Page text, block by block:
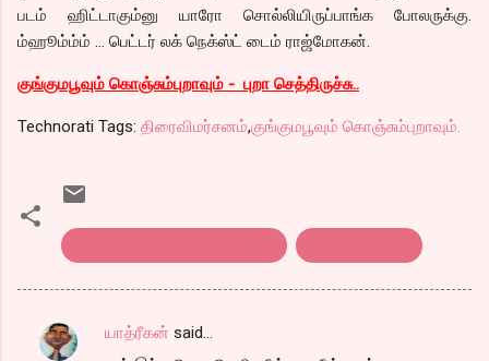
படம் ஹிட்டாகும்னு யாரோ சொல்லியிருப்பாங்க போலருக்கு.
ம்ஹூம்ம்ம் … பெட்டர் லக் நெக்ஸ்ட் டைம் ராஜ்மோகன்.
குங்குமபூவும் கொஞ்சும்புறாவும் - புறா செத்திருச்சு..
Technorati Tags: திரைவிமர்சனம்,குங்குமபூவும் கொஞ்சும்புறாவும்.
C
யாத்ரீகன் said…